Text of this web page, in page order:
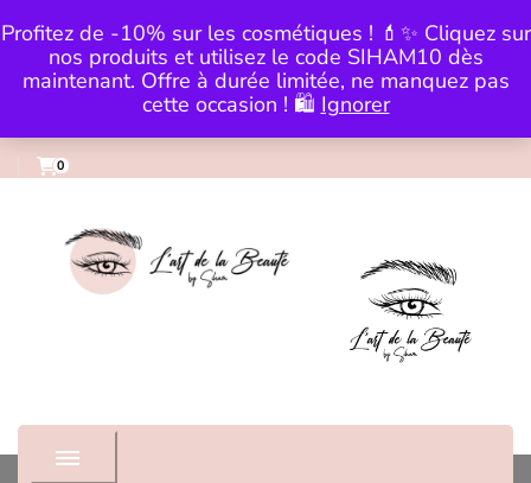
Profitez de -10% sur les cosmétiques ! 💄✨ Cliquez sur
nos produits et utilisez le code SIHAM10 dès
maintenant. Offre à durée limitée, ne manquez pas
cette occasion ! 🛍️ Ignorer
0983559979
0
institut de beaute